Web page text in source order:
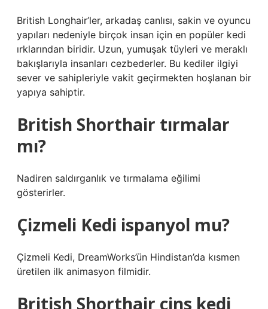
British Longhair’ler, arkadaş canlısı, sakin ve oyuncu
yapıları nedeniyle birçok insan için en popüler kedi
ırklarından biridir. Uzun, yumuşak tüyleri ve meraklı
bakışlarıyla insanları cezbederler. Bu kediler ilgiyi
sever ve sahipleriyle vakit geçirmekten hoşlanan bir
yapıya sahiptir.
British Shorthair tırmalar
mı?
Nadiren saldırganlık ve tırmalama eğilimi
gösterirler.
Çizmeli Kedi ispanyol mu?
Çizmeli Kedi, DreamWorks’ün Hindistan’da kısmen
üretilen ilk animasyon filmidir.
British Shorthair cins kedi